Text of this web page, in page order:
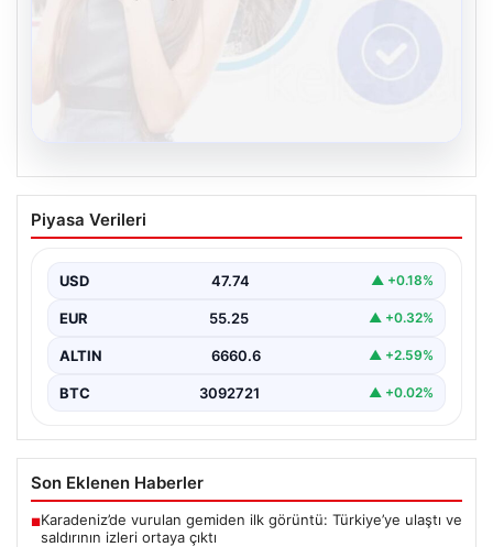
Kelebek.Org İle Dijital İletişimin Seviyeli
Adresi Ve Chat Deneyimi
kurması ciddi bir önem taşımaktadır. Halen birçok…
Piyasa Verileri
USD 47.74 ▲ +0.18%
EUR 55.25 ▲ +0.32%
ALTIN 6660.6 ▲ +2.59%
BTC 3092721 ▲ +0.02%
Son Eklenen Haberler
■Karadeniz’de vurulan gemiden ilk görüntü: Türkiye’ye ulaştı ve
saldırının izleri ortaya çıktı